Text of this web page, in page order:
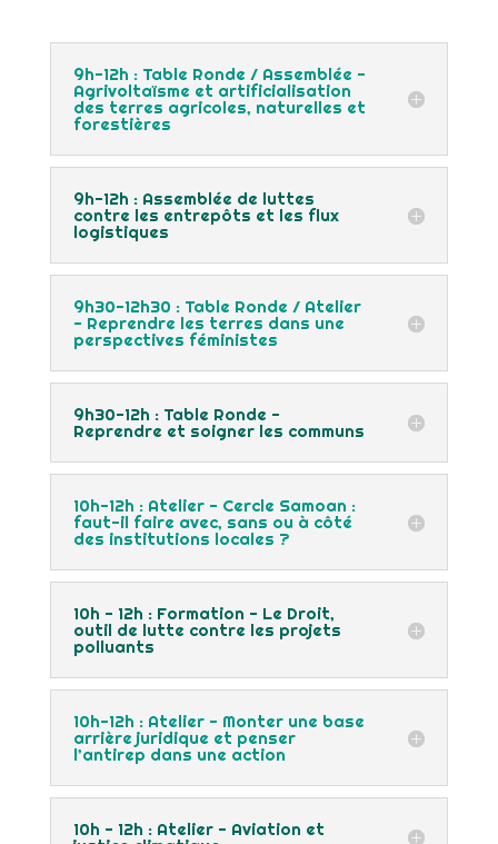
9h-12h : Table Ronde / Assemblée -
Agrivoltaïsme et artificialisation
des terres agricoles, naturelles et
forestières
9h-12h : Assemblée de luttes
contre les entrepôts et les flux
logistiques
9h30-12h30 : Table Ronde / Atelier
- Reprendre les terres dans une
perspectives féministes
9h30-12h : Table Ronde -
Reprendre et soigner les communs
10h-12h : Atelier - Cercle Samoan :
faut-il faire avec, sans ou à côté
des institutions locales ?
10h - 12h : Formation - Le Droit,
outil de lutte contre les projets
polluants
10h-12h : Atelier - Monter une base
arrière juridique et penser
l’antirep dans une action
10h - 12h : Atelier - Aviation et